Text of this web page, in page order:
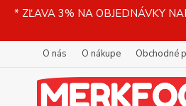
* ZĽAVA 3% NA OBJEDNÁVKY
O nás O nákupe Obchodné